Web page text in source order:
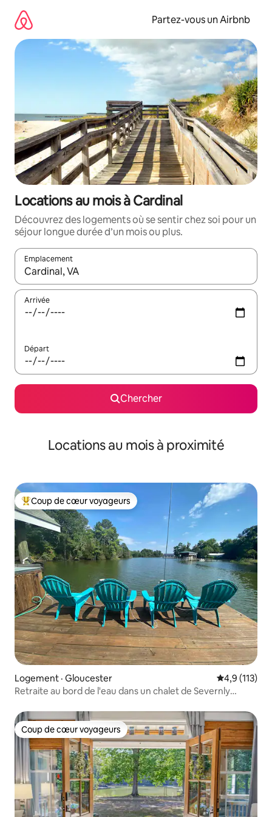
directement
contenu
Partez-vous un Airbnb
Locations au mois à Cardinal
Découvrez des logements où se sentir chez soi pour un
séjour longue durée d’un mois ou plus.
Emplacement
Quand les résultats sont affichés, parcourez-les en utilisant
Arrivée
Départ
Chercher
Locations au mois à proximité
Coup de cœur voyageurs parmi les plus aimés
Coup de cœur voyageurs
Logement · Gloucester Note
4,9 (113)
Retraite au bord de l'eau dans un chalet de Severnly
Coup de cœur voyageurs
Coup de cœur voyageurs